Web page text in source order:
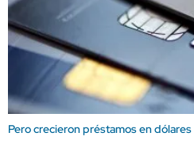
Pero crecieron préstamos en dólares